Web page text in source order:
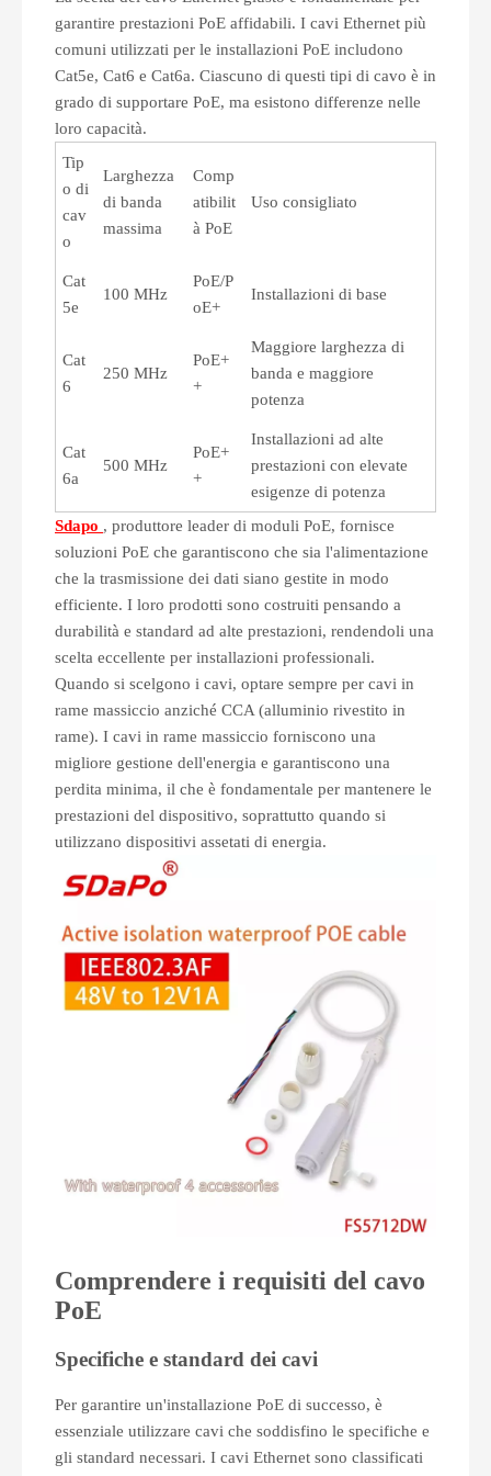
garantire prestazioni PoE affidabili. I cavi Ethernet più
comuni utilizzati per le installazioni PoE includono
Cat5e, Cat6 e Cat6a. Ciascuno di questi tipi di cavo è in
grado di supportare PoE, ma esistono differenze nelle
loro capacità.
Tip
o di
cav
o
Larghezza
di banda
massima
Comp
atibilit
à PoE
Uso consigliato
Cat
5e
100 MHz
PoE/P
oE+
Installazioni di base
Cat
6
250 MHz
PoE+
+
Maggiore larghezza di
banda e maggiore
potenza
Cat
6a
500 MHz
PoE+
+
Installazioni ad alte
prestazioni con elevate
esigenze di potenza
Sdapo , produttore leader di moduli PoE, fornisce
soluzioni PoE che garantiscono che sia l'alimentazione
che la trasmissione dei dati siano gestite in modo
efficiente. I loro prodotti sono costruiti pensando a
durabilità e standard ad alte prestazioni, rendendoli una
scelta eccellente per installazioni professionali.
Quando si scelgono i cavi, optare sempre per cavi in ​​
rame massiccio anziché CCA (alluminio rivestito in
rame). I cavi in ​​rame massiccio forniscono una
migliore gestione dell'energia e garantiscono una
perdita minima, il che è fondamentale per mantenere le
prestazioni del dispositivo, soprattutto quando si
utilizzano dispositivi assetati di energia.
Comprendere i requisiti del cavo
PoE
Specifiche e standard dei cavi
Per garantire un'installazione PoE di successo, è
essenziale utilizzare cavi che soddisfino le specifiche e
gli standard necessari. I cavi Ethernet sono classificati